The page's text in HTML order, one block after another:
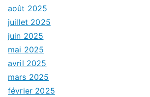
août 2025
juillet 2025
juin 2025
mai 2025
avril 2025
mars 2025
février 2025